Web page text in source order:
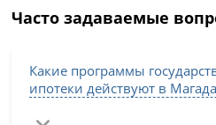
Часто задаваемые
Какие программы
ипотеки действуют в